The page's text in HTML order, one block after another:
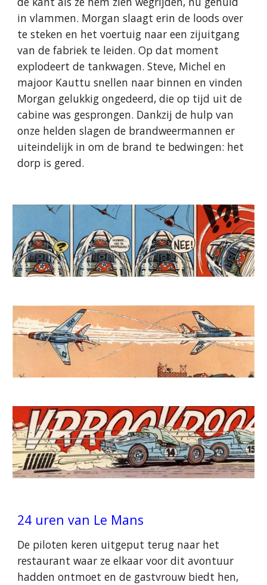
in vlammen. Morgan slaagt erin de loods over
te steken en het voertuig naar een zijuitgang
van de fabriek te leiden. Op dat moment
explodeert de tankwagen. Steve, Michel en
majoor Kauttu snellen naar binnen en vinden
Morgan gelukkig ongedeerd, die op tijd uit de
cabine was gesprongen. Dankzij de hulp van
onze helden slagen de brandweermannen er
uiteindelijk in om de brand te bedwingen: het
dorp is gered.
24 uren van Le Mans
De piloten keren uitgeput terug naar het
restaurant waar ze elkaar voor dit avontuur
hadden ontmoet en de gastvrouw biedt hen,